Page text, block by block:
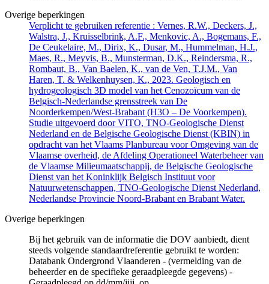
Overige beperkingen
Verplicht te gebruiken referentie : Vernes, R.W., Deckers, J.,
Walstra, J., Kruisselbrink, A.F., Menkovic, A., Bogemans, F.,
De Ceukelaire, M., Dirix, K., Dusar, M., Hummelman, H.J.,
Maes, R., Meyvis, B., Munsterman, D.K., Reindersma, R.,
Rombaut, B., Van Baelen, K., van de Ven, T.J.M., Van
Haren, T. & Welkenhuysen, K., 2023. Geologisch en
hydrogeologisch 3D model van het Cenozoïcum van de
Belgisch-Nederlandse grensstreek van De
Noorderkempen/West-Brabant (H3O – De Voorkempen).
Studie uitgevoerd door VITO, TNO-Geologische Dienst
Nederland en de Belgische Geologische Dienst (KBIN) in
opdracht van het Vlaams Planbureau voor Omgeving van de
Vlaamse overheid, de Afdeling Operationeel Waterbeheer van
de Vlaamse Milieumaatschappij, de Belgische Geologische
Dienst van het Koninklijk Belgisch Instituut voor
Natuurwetenschappen, TNO-Geologische Dienst Nederland,
Nederlandse Provincie Noord-Brabant en Brabant Water.
Overige beperkingen
Bij het gebruik van de informatie die DOV aanbiedt, dient
steeds volgende standaardreferentie gebruikt te worden:
Databank Ondergrond Vlaanderen - (vermelding van de
beheerder en de specifieke geraadpleegde gegevens) -